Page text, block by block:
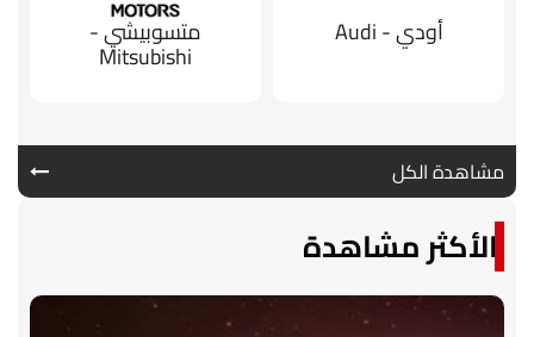
أودي - Audi متسوبيشي -
Mitsubishi
مشاهدة الكل
الأكثر مشاهدة